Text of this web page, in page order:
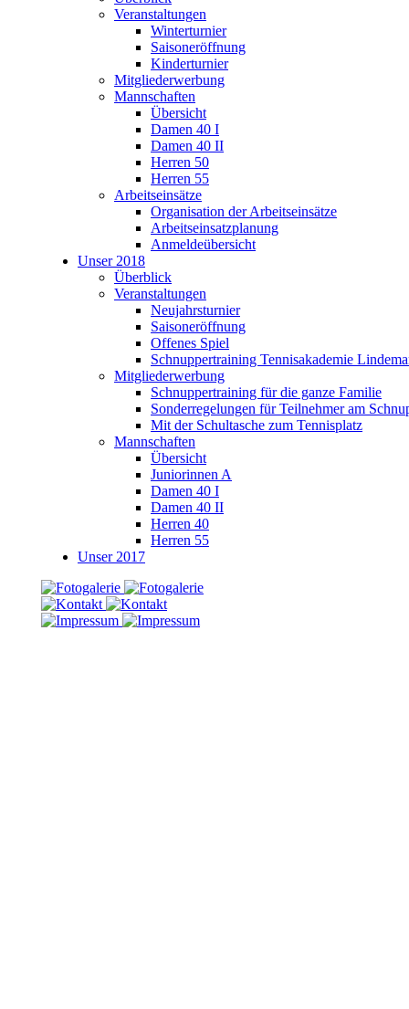
Veranstaltungen
Winterturnier
Saisoneröffnung
Kinderturnier
Mitgliederwerbung
Mannschaften
Übersicht
Damen 40 I
Damen 40 II
Herren 50
Herren 55
Arbeitseinsätze
Organisation der Arbeitseinsätze
Arbeitseinsatzplanung
Anmeldeübersicht
Unser 2018
Überblick
Veranstaltungen
Neujahrsturnier
Saisoneröffnung
Offenes Spiel
Schnuppertraining Tennisakademie
Mitgliederwerbung
Schnuppertraining für die ganze Familie
Sonderregelungen für Teilnehmer am
Mit der Schultasche zum Tennisplatz
Mannschaften
Übersicht
Juniorinnen A
Damen 40 I
Damen 40 II
Herren 40
Herren 55
Unser 2017